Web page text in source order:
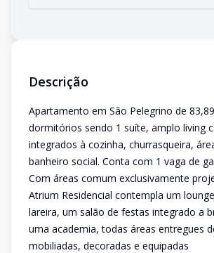
Descrição
Apartamento em São Pelegrino de
dormitórios sendo 1 suíte, amplo living
integrados à cozinha, churrasqueira,
banheiro social. Conta com 1 vaga de
Com áreas comum exclusivamente
Atrium Residencial contempla um
lareira, um salão de festas integrado a
uma academia, todas áreas entregues
mobiliadas, decoradas e equipadas